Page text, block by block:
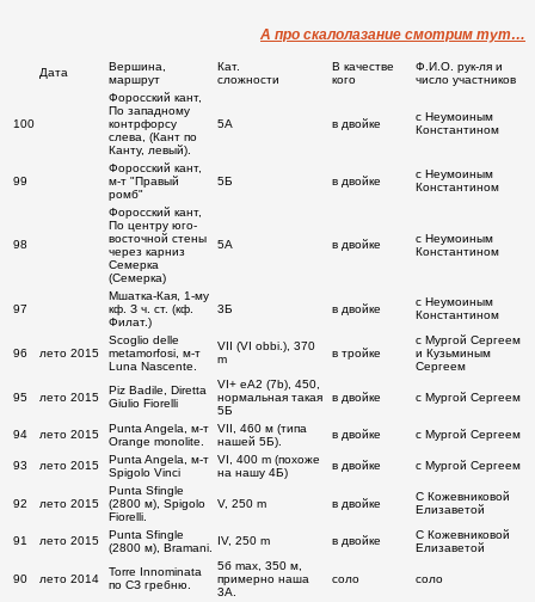
А про скалолазание смотрим тут…
Дата
Вершина,
маршрут
Кат.
сложности
В качестве
кого
Ф.И.О. рук-ля и
число участников
100
Форосский кант,
По западному
контрфорсу
слева, (Кант по
Канту, левый).
5А в двойке
с Неумоиным
Константином
99
Форосский кант,
м-т "Правый
ромб"
5Б в двойке
с Неумоиным
Константином
98
Форосский кант,
По центру юго-
восточной стены
через карниз
Семерка
(Семерка)
5А в двойке
с Неумоиным
Константином
97
Мшатка-Кая, 1-му
кф. З ч. ст. (кф.
Филат.)
3Б в двойке
с Неумоиным
Константином
96 лето 2015
Scoglio delle
metamorfosi, м-т
Luna Nascente.
VII (VI obbi.), 370
m
в тройке
с Мургой Сергеем
и Кузьминым
Сергеем
95 лето 2015
Piz Badile, Diretta
Giulio Fiorelli
VI+ eA2 (7b), 450,
нормальная такая
5Б
в двойке с Мургой Сергеем
94 лето 2015
Punta Angela, м-т
Orange monolite.
VII, 460 м (типа
нашей 5Б).
в двойке с Мургой Сергеем
93 лето 2015
Punta Angela, м-т
Spigolo Vinci
VI, 400 m (похоже
на нашу 4Б)
в двойке с Мургой Сергеем
92 лето 2015
Punta Sfingle
(2800 м), Spigolo
Fiorelli.
V, 250 m в двойке
С Кожевниковой
Елизаветой
91 лето 2015
Punta Sfingle
(2800 м), Bramani.
IV, 250 m в двойке
С Кожевниковой
Елизаветой
90 лето 2014
Torre Innominata
по СЗ гребню.
5б max, 350 м,
примерно наша
3А.
соло соло